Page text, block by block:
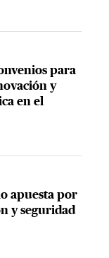
para
y
en el
apuesta por
y seguridad